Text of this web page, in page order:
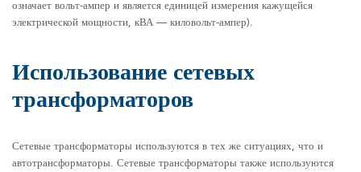
означает вольт-ампер и является единицей измерения кажущейся
электрической мощности, кВА — киловольт-ампер).
Использование сетевых
трансформаторов
Сетевые трансформаторы используются в тех же ситуациях, что и
автотрансформаторы. Сетевые трансформаторы также используются